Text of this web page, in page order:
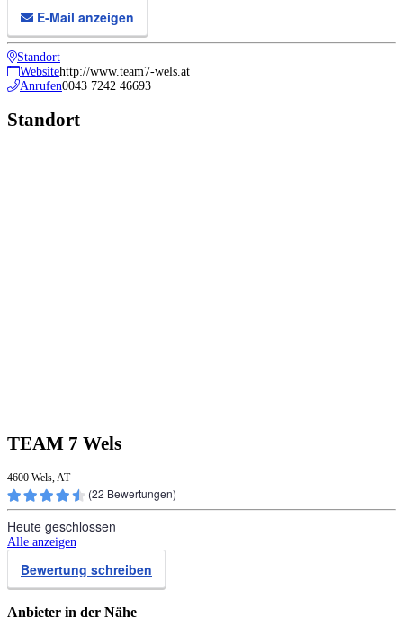
E-Mail anzeigen
Standort
Websitehttp://www.team7-wels.at
Anrufen0043 7242 46693
Standort
TEAM 7 Wels
4600 Wels, AT
(22 Bewertungen)
Heute geschlossen
Alle anzeigen
Bewertung schreiben
Anbieter in der Nähe